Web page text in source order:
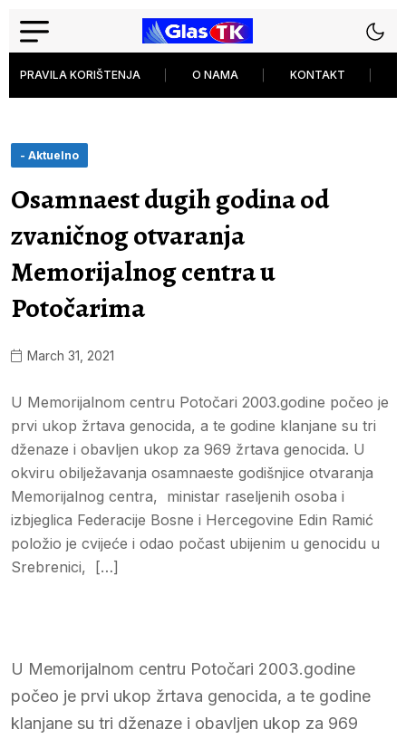
PRAVILA KORIŠTENJA O NAMA KONTAKT
- Aktuelno
Osamnaest dugih godina od
zvaničnog otvaranja
Memorijalnog centra u
Potočarima
March 31, 2021
U Memorijalnom centru Potočari 2003.godine počeo je
prvi ukop žrtava genocida, a te godine klanjane su tri
dženaze i obavljen ukop za 969 žrtava genocida. U
okviru obilježavanja osamnaeste godišnjice otvaranja
Memorijalnog centra, ministar raseljenih osoba i
izbjeglica Federacije Bosne i Hercegovine Edin Ramić
položio je cvijeće i odao počast ubijenim u genocidu u
Srebrenici, […]
U Memorijalnom centru Potočari 2003.godine
počeo je prvi ukop žrtava genocida, a te godine
klanjane su tri dženaze i obavljen ukop za 969